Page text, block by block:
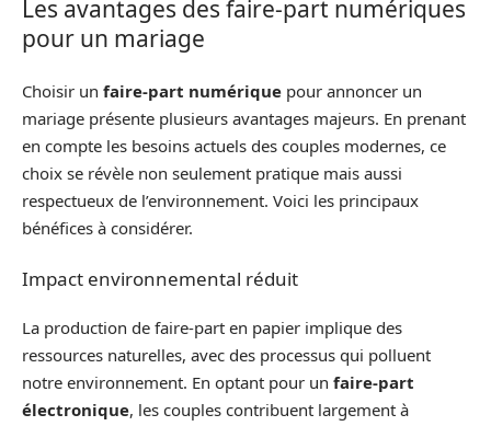
Les avantages des faire-part numériques
pour un mariage
Choisir un faire-part numérique pour annoncer un
mariage présente plusieurs avantages majeurs. En prenant
en compte les besoins actuels des couples modernes, ce
choix se révèle non seulement pratique mais aussi
respectueux de l’environnement. Voici les principaux
bénéfices à considérer.
Impact environnemental réduit
La production de faire-part en papier implique des
ressources naturelles, avec des processus qui polluent
notre environnement. En optant pour un faire-part
électronique, les couples contribuent largement à